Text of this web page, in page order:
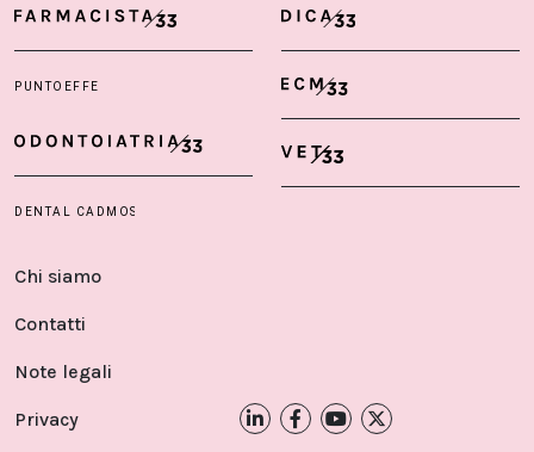
Chi siamo
Contatti
Note legali
Privacy